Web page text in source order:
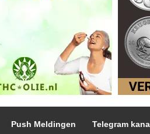
Push Meldingen Telegram